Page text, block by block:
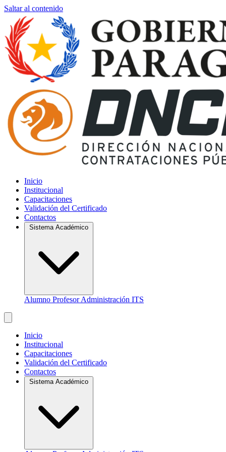
Saltar al contenido
Inicio
Institucional
Capacitaciones
Validación del Certificado
Contactos
Sistema Académico
Alumno ProfesorAdministración ITS
Inicio
Institucional
Capacitaciones
Validación del Certificado
Contactos
Sistema Académico